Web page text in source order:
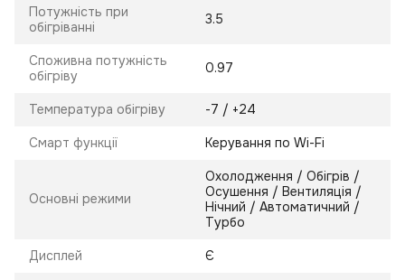
Потужність при
обігріванні
3.5
Споживна потужність
обігріву
0.97
Температура обігріву -7 / +24
Смарт функції Керування по Wi-Fi
Основні режими
Охолодження / Обігрів /
Осушення / Вентиляція /
Нічний / Автоматичний /
Турбо
Дисплей Є